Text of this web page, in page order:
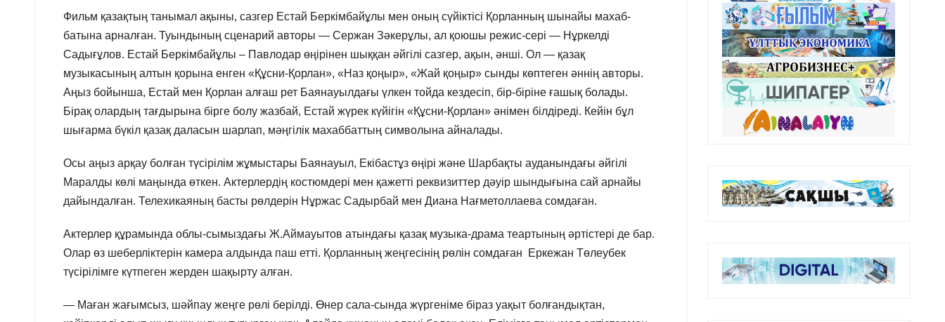
Фильм қазақтың танымал ақыны, сазгер Естай Беркімбайұлы мен оның сүйіктісі Қорланның шынайы махаб-
батына арналған. Туындының сценарий авторы — Сержан Зәкерұлы, ал қоюшы режис-сері — Нұркелді
Садығұлов. Естай Беркімбайұлы – Павлодар өңірінен шыққан әйгілі сазгер, ақын, әнші. Ол — қазақ
музыкасының алтын қорына енген «Құсни-Қорлан», «Наз қоңыр», «Жай қоңыр» сынды көптеген әннің авторы.
Аңыз бойынша, Естай мен Қорлан алғаш рет Баянауылдағы үлкен тойда кездесіп, бір-біріне ғашық болады.
Бірақ олардың тағдырына бірге болу жазбай, Естай жүрек күйігін «Құсни-Қорлан» әнімен білдіреді. Кейін бұл
шығарма бүкіл қазақ даласын шарлап, мәңгілік махаббаттың символына айналады.
Осы аңыз арқау болған түсірілім жұмыстары Баянауыл, Екібастұз өңірі және Шарбақты ауданындағы әйгілі
Маралды көлі маңында өткен. Актерлердің костюмдері мен қажетті реквизиттер дәуір шындығына сай арнайы
дайындалған. Телехикаяның басты рөлдерін Нұржас Садырбай мен Диана Нағметоллаева сомдаған.
Актерлер құрамында облы-сымыздағы Ж.Аймауытов атындағы қазақ музыка-драма теартының әртістері де бар.
Олар өз шеберліктерін камера алдында паш етті. Қорланның жеңгесінің рөлін сомдаған Еркежан Төлеубек
түсірілімге күтпеген жерден шақырту алған.
— Маған жағымсыз, шәйпау жеңге рөлі берілді. Өнер сала-сында жүргеніме біраз уақыт болғандықтан,